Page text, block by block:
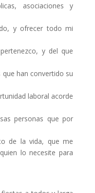
asociaciones y
y ofrecer todo mi
y del que
han convertido su
laboral acorde
personas que por
de la vida, que me
lo necesite para